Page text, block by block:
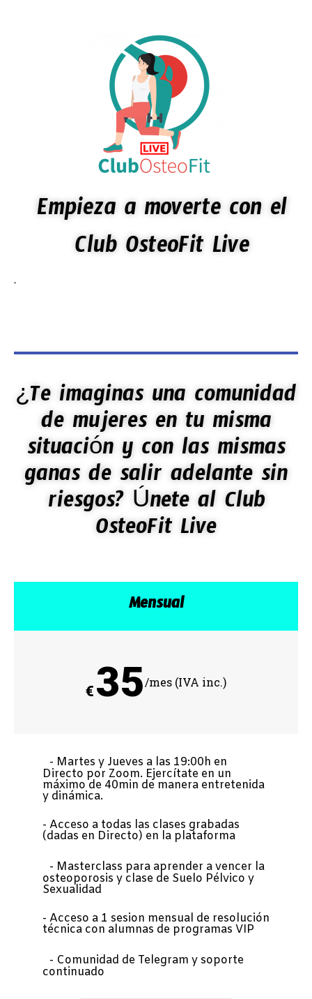
Empieza a moverte con el
Club OsteoFit Live
¿Te imaginas una comunidad
de mujeres en tu misma
situación y con las mismas
ganas de salir adelante sin
riesgos? Únete al Club
OsteoFit Live
Mensual
€ 35/mes (IVA inc.)
- Martes y Jueves a las 19:00h en
Directo por Zoom. Ejercítate en un
máximo de 40min de manera entretenida
y dinámica.
- Acceso a todas las clases grabadas
(dadas en Directo) en la plataforma
- Masterclass para aprender a vencer la
osteoporosis y clase de Suelo Pélvico y
Sexualidad
- Acceso a 1 sesion mensual de resolución
técnica con alumnas de programas VIP
- Comunidad de Telegram y soporte
continuado